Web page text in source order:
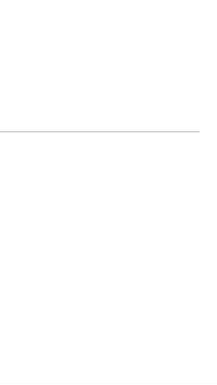
linkedinen twitter
compartir en facebook
para compartir en